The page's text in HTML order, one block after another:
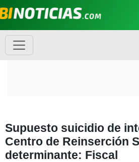
Supuesto suicidio de
Centro de Reinserción
determinante: Fiscal